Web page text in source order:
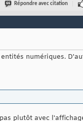
Répondre avec citation
numériques.
plutôt avec